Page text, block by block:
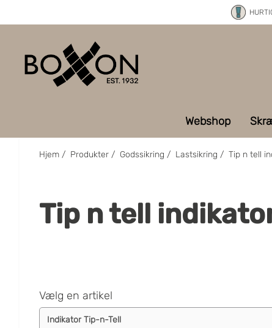
Webshop
Hjem / Produkter / Godssikring / Lastsikring / Tip n tell
Tip n tell
Vælg en artikel